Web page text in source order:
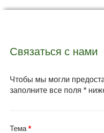
Связаться с нами
Чтобы мы могли
заполните все поля *
Тема *